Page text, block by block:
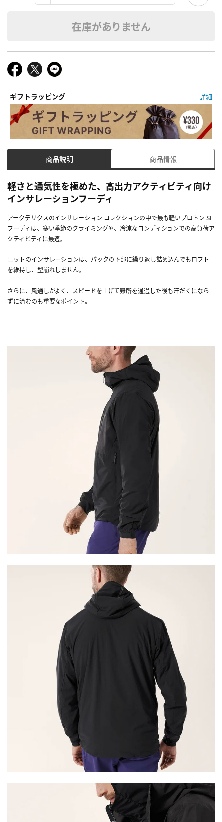
在庫がありません
ギフトラッピング 詳細
商品説明 商品情報
軽さと通気性を極めた、高出力アクティビティ向け
インサレーションフーディ
アークテリクスのインサレーション コレクションの中で最も軽いプロトン SL
フーディは、寒い季節のクライミングや、冷涼なコンディションでの高負荷ア
クティビティに最適。
ニットのインサレーションは、パックの下部に繰り返し詰め込んでもロフト
を維持し、型崩れしません。
さらに、風通しがよく、スピードを上げて難所を通過した後も汗だくになら
ずに済むのも重要なポイント。